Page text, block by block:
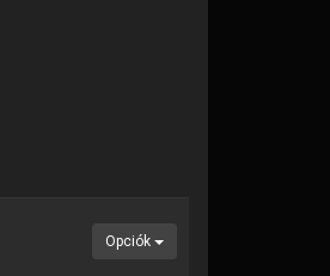
Opciók